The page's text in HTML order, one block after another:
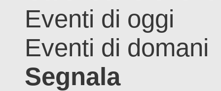
Eventi di oggi
Eventi di domani
Segnala